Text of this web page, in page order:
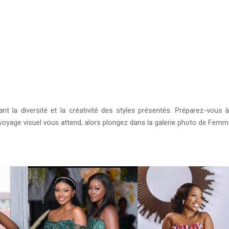
la diversité et la créativité des styles présentés. Préparez-vous
visuel vous attend, alors plongez dans la galerie photo de